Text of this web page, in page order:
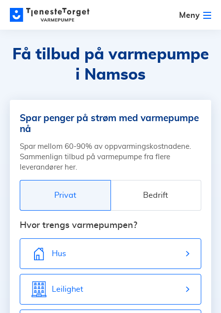
Meny
Få tilbud på varmepumpe
i Namsos
Spar penger på strøm med varmepumpe
nå
Spar mellom 60-90% av oppvarmingskostnadene.
Sammenlign tilbud på varmepumpe fra flere
leverandører her.
Privat Bedrift
Hvor trengs varmepumpen?
Hus
Leilighet